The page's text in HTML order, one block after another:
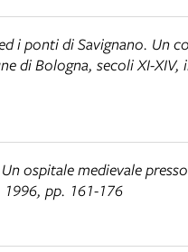
i ponti di Savignano. Un
di Bologna, secoli XI-XIV,
ospitale medievale
1996, pp. 161-176